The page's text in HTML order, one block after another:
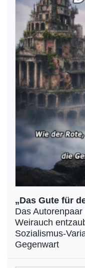
„Das Gute für
Das
Weirauch
Sozialismus-
Gegenwart